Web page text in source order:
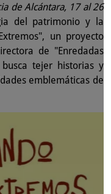
de Alcántara, 17 al 26
del patrimonio y la
un proyecto
de "Enredadas
tejer historias y
emblemáticas de